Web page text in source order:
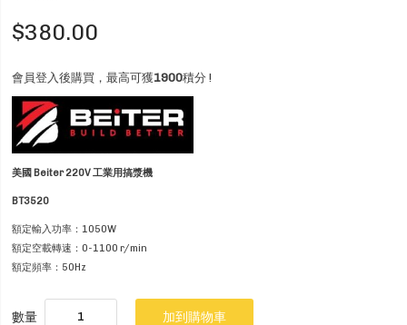
$380.00
會員登入後購買，最高可獲1900積分 !
美國 Beiter 220V 工業用搞漿機
BT3520
額定輸入功率：1050W
額定空載轉速：0-1100 r/min
額定頻率：50Hz
數量 加到購物車